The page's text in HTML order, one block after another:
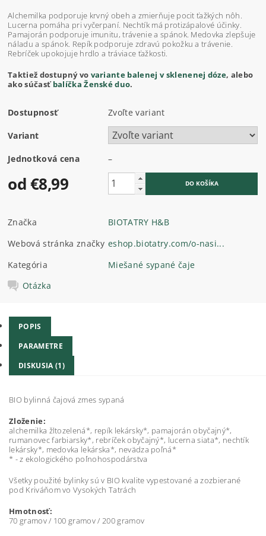
Alchemilka podporuje krvný obeh a zmierňuje pocit ťažkých nôh.
Lucerna pomáha pri vyčerpaní. Nechtík má protizápalové účinky.
Pamajorán podporuje imunitu, trávenie a spánok. Medovka zlepšuje
náladu a spánok. Repík podporuje zdravú pokožku a trávenie.
Rebríček upokojuje hrdlo a tráviace ťažkosti.
Taktiež dostupný vo variante balenej v sklenenej dóze, alebo
ako súčasťbalíčka Ženské duo.
Dostupnosť Zvoľte variant
Variant
Jednotková cena –
od €8,99
Značka
BIOTATRY H&B
Webová stránka značky eshop.biotatry.com/o-nasi...
Kategória
Miešané sypané čaje
Otázka
POPIS
PARAMETRE
DISKUSIA (1)
BIO bylinná čajová zmes sypaná
Zloženie:
alchemilka žltozelená*, repík lekársky*, pamajorán obyčajný*,
rumanovec farbiarsky*, rebríček obyčajný*, lucerna siata*, nechtík
lekársky*, medovka lekárska*, nevädza poľná*
* - z ekologického poľnohospodárstva
Všetky použité bylinky sú v BIO kvalite vypestované a zozbierané
pod Kriváňom vo Vysokých Tatrách
Hmotnosť:
70 gramov / 100 gramov / 200 gramov